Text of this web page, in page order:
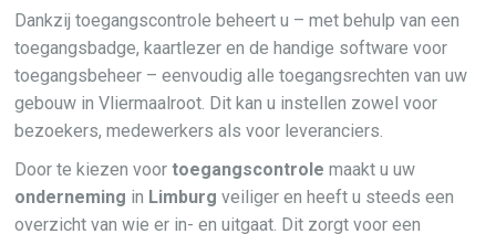
Dankzij toegangscontrole beheert u – met behulp van een
toegangsbadge, kaartlezer en de handige software voor
toegangsbeheer – eenvoudig alle toegangsrechten van uw
gebouw in Vliermaalroot. Dit kan u instellen zowel voor
bezoekers, medewerkers als voor leveranciers.
Door te kiezen voortoegangscontrole maakt u uw
onderneming in Limburg veiliger en heeft u steeds een
overzicht van wie er in- en uitgaat. Dit zorgt voor een